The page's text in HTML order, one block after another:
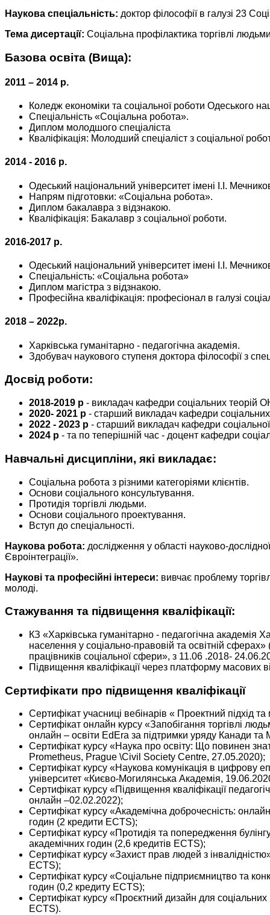
Наукова спеціальність: доктор філософії в галузі 23
Тема дисертації: Соціальна профілактика торгівлі
Базова освіта (Вища):
2011 – 2014 р.
Коледж економіки та соціальної роботи Одеського
Спеціальність «Соціальна робота».
Диплом молодшого спеціаліста
Кваліфікація: Молодший спеціаліст з соціальної
2014 - 2016 р.
Одеський національний університет імені І.І.
Напрям підготовки: «Соціальна робота».
Диплом бакалавра з відзнакою.
Кваліфікація: Бакалавр з соціальної роботи.
2016-2017 р.
Одеський національний університет імені І.І.
Спеціальність: «Соціальна робота»
Диплом магістра з відзнакою.
Професійна кваліфікація: професіонал в галузі
2018 – 2022р.
Харківська гуманітарно - педагогічна академія.
Здобувач наукового ступеня доктора філософії з
Досвід роботи:
2018-2019 р - викладач кафедри соціальних теорій
2020- 2021 р - старший викладач кафедри
2022 - 2023 р - старший викладач кафедри
2024 р - та по теперішній час - доцент кафедри
Навчальні дисципліни, які викладає:
Соціальна робота з різними категоріями клієнтів.
Основи соціального консультування.
Протидія торгівлі людьми.
Основи соціального проектування.
Вступ до спеціальності.
Наукова робота: дослідження у області науково-
Євроінтеграції».
Наукові та професійні інтереси: вивчає проблему
молоді.
Стажування та підвищення кваліфікації:
КЗ «Харківська гуманітарно - педагогічна академія
населення у соціально-правовій та освітній
працівників соціальної сфери», з 11.06 .2018-
Підвищення кваліфікації через платформу масових
Сертифікати про підвищення кваліфікації
Сертифікат учасниці вебінарів « Проектний підхід
Сертифікат онлайн курсу «Запобігання торгівлі
онлайн – освіти EdEra за підтримки уряду Канади
Сертифікат курсу «Наука про освіту: Що повинен
Prometheus, Prague \Civil Society Centre, 27.05.2020);
Сертифікат курсу «Наукова комунікація в цифрову
університет «Києво-Могилянська Академія,
Сертифікат курсу «Підвищення кваліфікації
онлайн –02.02.2022);
Сертифікат курсу «Академічна доброчесність:
годин (2 кредити ECTS);
Сертифікат курсу «Протидія та попередження
академічних годин (2,6 кредитів ECTS);
Сертифікат курсу «Захист прав людей з
ECTS);
Сертифікат курсу «Соціальне підприємництво та
годин (0,2 кредиту ECTS);
Сертифікат курсу «Проєктний дизайн для
ECTS).